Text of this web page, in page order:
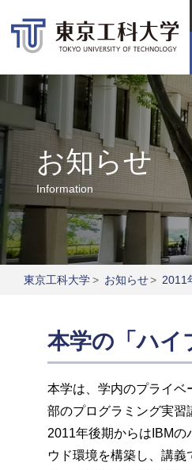
お知らせ
Information
東京工科大学> お知らせ> 2011
本学の「ハイ
本学は、学内のプライベ
部のプログラミング実習
2011年後期からはIBMの
ウド環境を構築し、講